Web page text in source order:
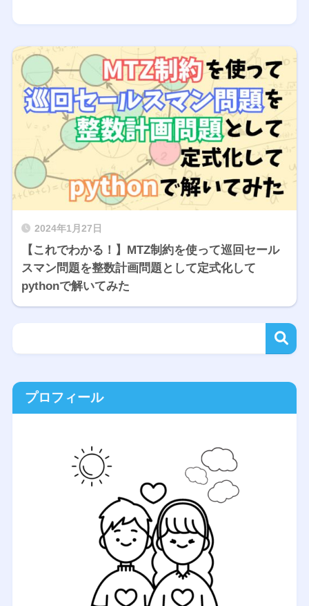
2024年1月27日
【これでわかる！】MTZ制約を使って巡回セール
スマン問題を整数計画問題として定式化して
pythonで解いてみた
プロフィール